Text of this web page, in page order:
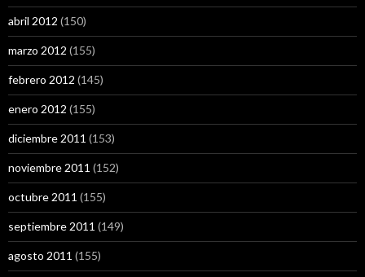
abril 2012 (150)
marzo 2012 (155)
febrero 2012 (145)
enero 2012 (155)
diciembre 2011 (153)
noviembre 2011 (152)
octubre 2011 (155)
septiembre 2011 (149)
agosto 2011 (155)